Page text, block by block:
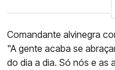
Comandante alvinegra
"A gente acaba se
do dia a dia. Só nós e as